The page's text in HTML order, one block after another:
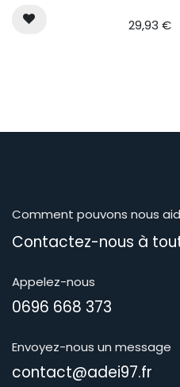
29,93 €
Comment pouvons nous
Contactez-nous à
Appelez-nous
0696 668 373
Envoyez-nous un message
contact@adei97.fr